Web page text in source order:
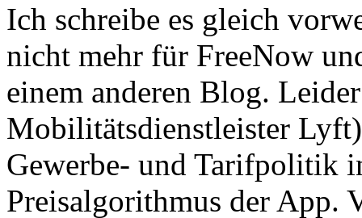
Ich schreibe es gleich
nicht mehr für FreeNow
einem anderen Blog.
Mobilitätsdienstleister
Gewerbe- und Tarifpolitik
Preisalgorithmus der App.